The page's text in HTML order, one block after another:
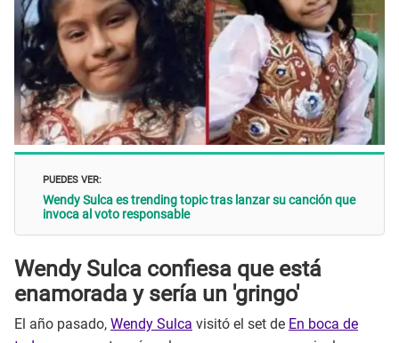
PUEDES VER:
Wendy Sulca es trending topic tras lanzar su canción que
invoca al voto responsable
Wendy Sulca confiesa que está
enamorada y sería un 'gringo'
El año pasado, Wendy Sulca visitó el set de En boca de